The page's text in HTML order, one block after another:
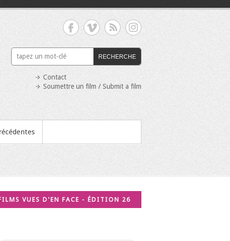
RECHERCHE
Contact
Soumettre un film / Submit a film
VUES D'EN FACE - ÉDITION 26